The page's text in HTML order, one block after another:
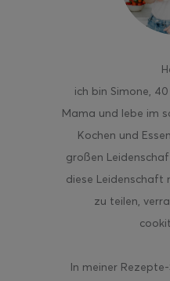
ich bin Simone,
Mama und lebe im
Kochen und
großen
diese Leidenschaft
zu teilen,
In meiner